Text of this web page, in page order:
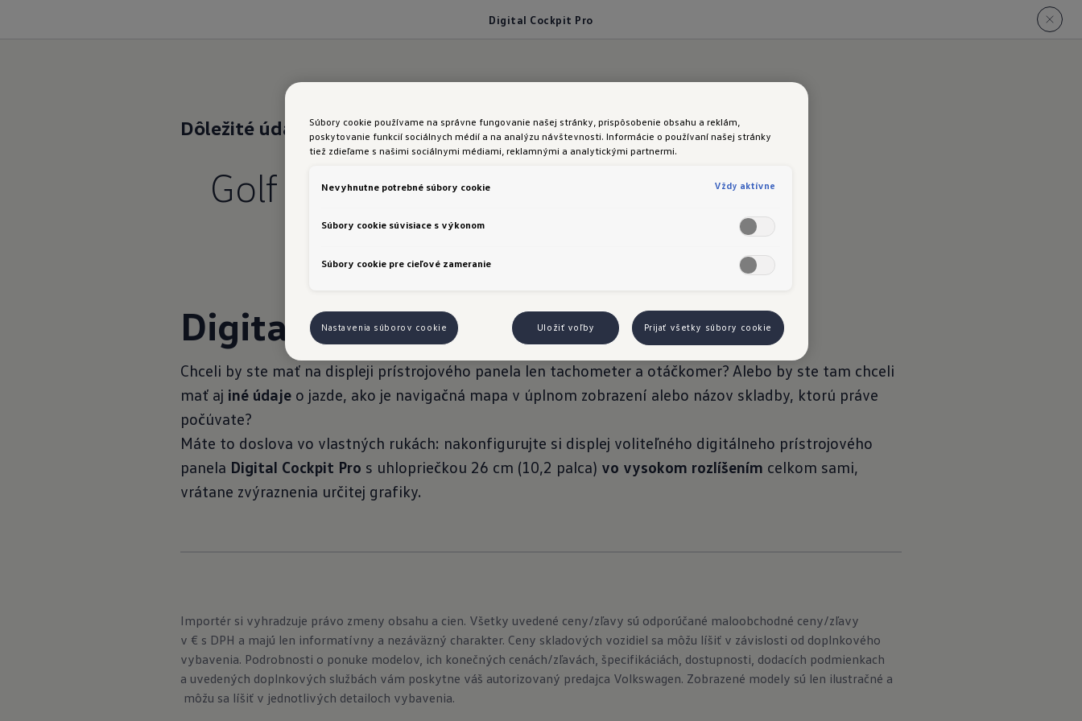
Digital Cockpit Pro
Dôležité údaje v zornom poli
Golf GTI:Digital Cockpit Pro
Digital Cockpit Pro
Chceli by ste mať na displeji prístrojového panela len tachometer a otáčkomer? Alebo by ste tam chceli
mať aj iné údaje o jazde, ako je navigačná mapa v úplnom zobrazení alebo názov skladby, ktorú práve
počúvate?
Máte to doslova vo vlastných rukách: nakonfigurujte si displej voliteľného digitálneho prístrojového
panela Digital Cockpit Pro s uhlopriečkou 26 cm (10,2 palca) vo vysokom rozlíšením celkom sami,
vrátane zvýraznenia určitej grafiky.
Importér si vyhradzuje právo zmeny obsahu a cien. Všetky uvedené ceny/zľavy sú odporúčané maloobchodné ceny/zľavy
v € s DPH a majú len informatívny a nezáväzný charakter. Ceny skladových vozidiel sa môžu líšiť v závislosti od doplnkového
vybavenia. Podrobnosti o ponuke modelov, ich konečných cenách/zľavách, špecifikáciách, dostupnosti, dodacích podmienkach
a uvedených doplnkových službách vám poskytne váš autorizovaný predajca Volkswagen. Zobrazené modely sú len ilustračné a
môžu sa líšiť v jednotlivých detailoch vybavenia.
Súbory cookie používame na správne fungovanie našej stránky, prispôsobenie obsahu a reklám,
poskytovanie funkcií sociálnych médií a na analýzu návštevnosti. Informácie o používaní našej stránky
tiež zdieľame s našimi sociálnymi médiami, reklamnými a analytickými partnermi.
Nevyhnutne potrebné súbory cookie Vždy aktívne
Súbory cookie súvisiace s výkonom
Súbory cookie pre cieľové zameranie
Nastavenia súborov cookie Uložiť voľby Prijať všetky súbory cookie